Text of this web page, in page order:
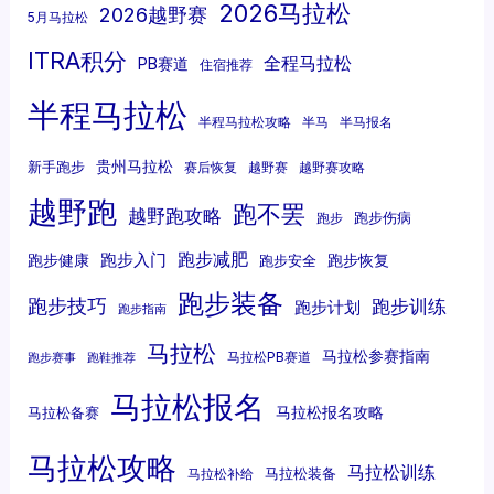
5月马拉松 2026越野赛 2026马拉松
ITRA积分 PB赛道 住宿推荐 全程马拉松
半程马拉松 半程马拉松攻略 半马 半马报名
新手跑步 贵州马拉松 赛后恢复 越野赛 越野赛攻略
越野跑 越野跑攻略 跑不罢 跑步 跑步伤病
跑步健康 跑步入门 跑步减肥 跑步安全 跑步恢复
跑步技巧 跑步指南 跑步装备 跑步计划 跑步训练
跑步赛事 跑鞋推荐 马拉松 马拉松PB赛道 马拉松参赛指南
马拉松备赛 马拉松报名 马拉松报名攻略
马拉松攻略 马拉松补给 马拉松装备 马拉松训练